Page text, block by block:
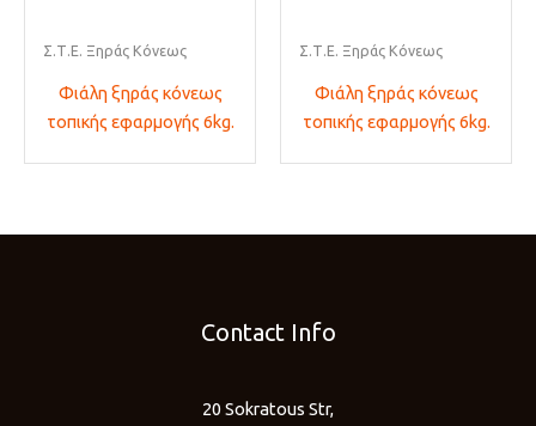
Σ.Τ.Ε. Ξηράς Κόνεως
Φιάλη ξηράς κόνεως
τοπικής εφαρμογής 6kg.
Σ.Τ.Ε. Ξηράς Κόνεως
Φιάλη ξηράς κόνεως
τοπικής εφαρμογής 6kg.
Contact Info
20 Sokratous Str,